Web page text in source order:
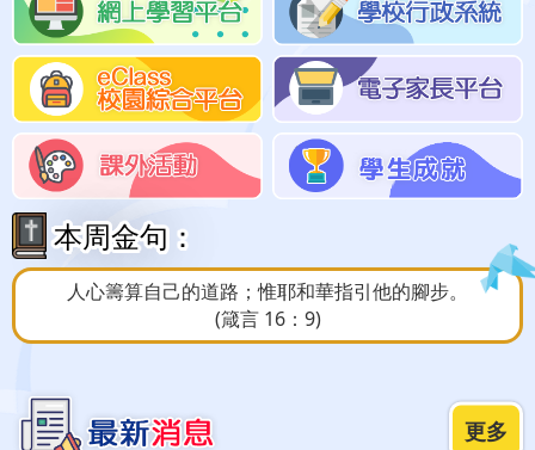
本周金句：
人心籌算自己的道路；惟耶和華指引他的腳步。
(箴言 16：9)
更多